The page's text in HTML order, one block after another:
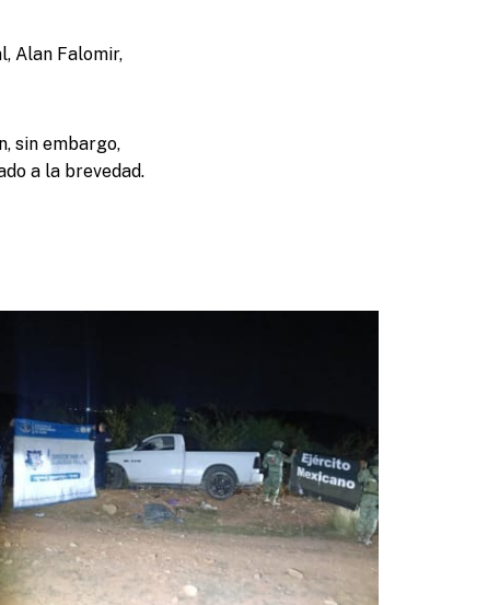
Alan Falomir,
sin embargo,
a la brevedad.